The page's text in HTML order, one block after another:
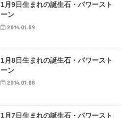
1月9日生まれの誕生石・パワースト
ーン
2014.01.09
1月8日生まれの誕生石・パワースト
ーン
2014.01.08
1月7日生まれの誕生石・パワースト